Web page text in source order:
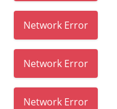
Network Error
Network Error
Network Error